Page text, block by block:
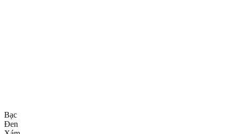
Bạc
Đen